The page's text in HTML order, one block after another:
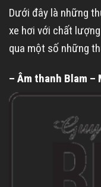
Dưới đây là những
xe hơi với chất
qua một số những
– Âm thanh Blam –